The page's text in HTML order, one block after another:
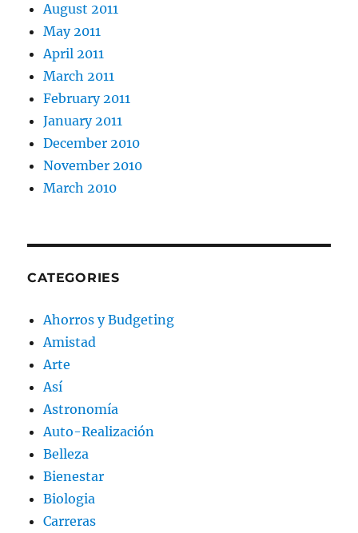
August 2011
May 2011
April 2011
March 2011
February 2011
January 2011
December 2010
November 2010
March 2010
CATEGORIES
Ahorros y Budgeting
Amistad
Arte
Así
Astronomía
Auto-Realización
Belleza
Bienestar
Biologia
Carreras